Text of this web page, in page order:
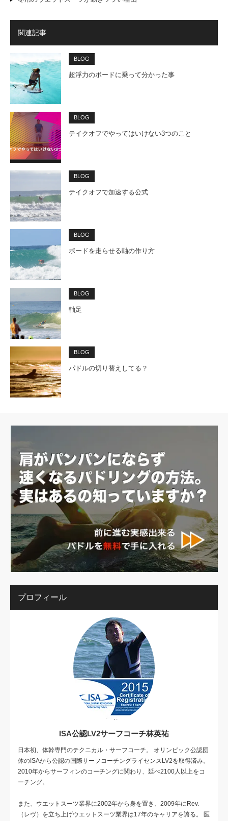
関連記事
BLOG
超浮力のボードに乗って分かった事
BLOG
テイクオフでやってはいけない3つのこと
BLOG
テイクオフで加速する公式
BLOG
ボードを走らせる軸の作り方
BLOG
軸足
BLOG
パドルの切り替えしてる？
プロフィール
ISA公認LV2サーフコーチ林英祐
日本初、体幹専門のテクニカル・サーフコーチ。 オリンピック公認団
体のISAから公認の国際サーフコーチングライセンスLV2を取得済み。
2010年からサーフィンのコーチングに関わり、延べ2100人以上をコ
ーチング。
また、ウエットスーツ業界に2002年から身を置き、2009年にRev.
（レヴ）を立ち上げウエットスーツ業界は17年のキャリアを誇る。 医